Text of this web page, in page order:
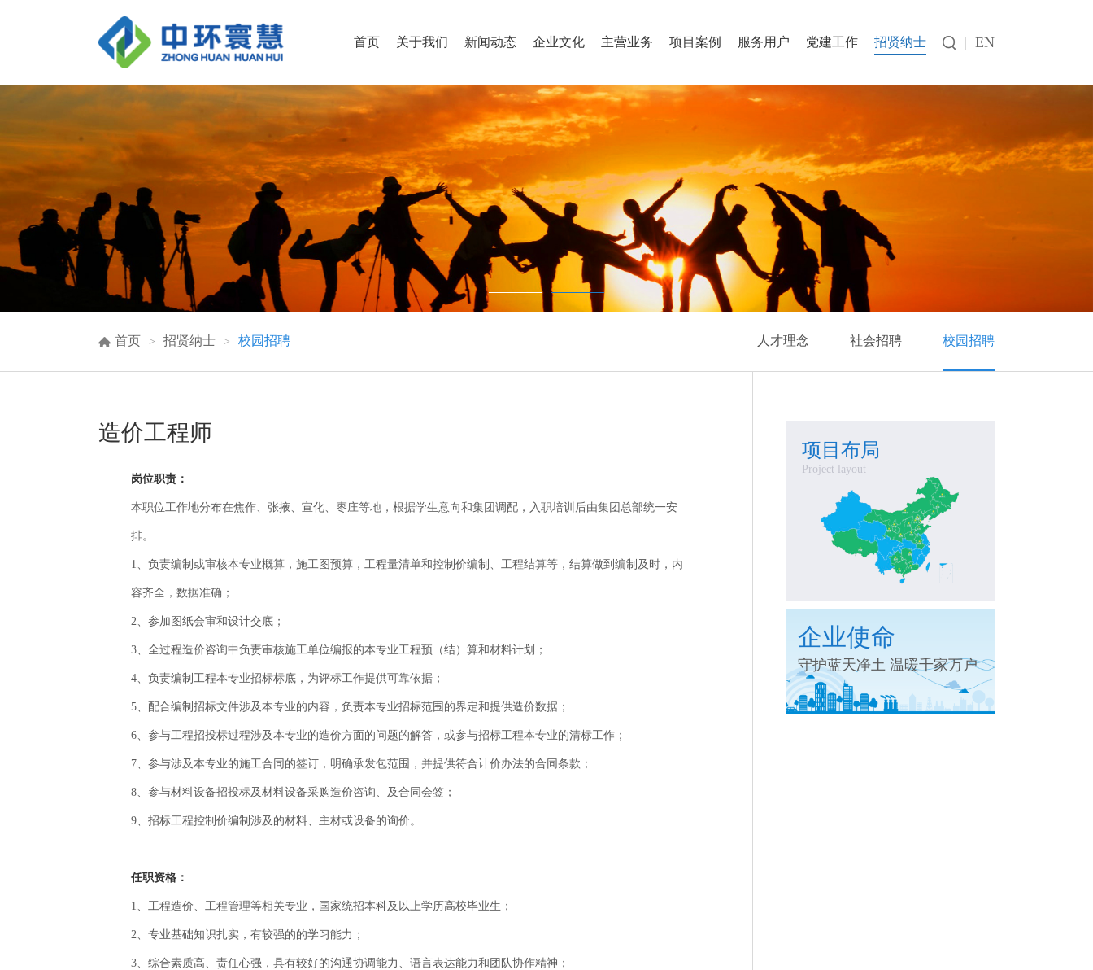
首页 关于我们 新闻动态 企业文化 主营业务 项目案例 服务用户 党建工作 招贤纳士 | EN
首页 > 招贤纳士 > 校园招聘 人才理念 社会招聘 校园招聘
造价工程师
岗位职责：
本职位工作地分布在焦作、张掖、宣化、枣庄等地，根据学生意向和集团调配，入职培训后由集团总部统一安
排。
1、负责编制或审核本专业概算，施工图预算，工程量清单和控制价编制、工程结算等，结算做到编制及时，内
容齐全，数据准确；
2、参加图纸会审和设计交底；
3、全过程造价咨询中负责审核施工单位编报的本专业工程预（结）算和材料计划；
4、负责编制工程本专业招标标底，为评标工作提供可靠依据；
5、配合编制招标文件涉及本专业的内容，负责本专业招标范围的界定和提供造价数据；
6、参与工程招投标过程涉及本专业的造价方面的问题的解答，或参与招标工程本专业的清标工作；
7、参与涉及本专业的施工合同的签订，明确承发包范围，并提供符合计价办法的合同条款；
8、参与材料设备招投标及材料设备采购造价咨询、及合同会签；
9、招标工程控制价编制涉及的材料、主材或设备的询价。
任职资格：
1、工程造价、工程管理等相关专业，国家统招本科及以上学历高校毕业生；
2、专业基础知识扎实，有较强的的学习能力；
3、综合素质高、责任心强，具有较好的沟通协调能力、语言表达能力和团队协作精神；
项目布局
Project layout
企业使命
守护蓝天净土 温暖千家万户